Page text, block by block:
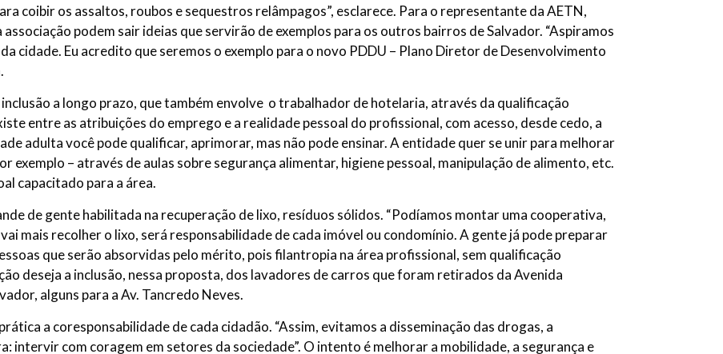
coibir os assaltos, roubos e sequestros relâmpagos”, esclarece. Para o representante da AETN,
podem sair ideias que servirão de exemplos para os outros bairros de Salvador. “Aspiramos
cidade. Eu acredito que seremos o exemplo para o novo PDDU – Plano Diretor de Desenvolvimento
a longo prazo, que também envolve o trabalhador de hotelaria, através da qualificação
entre as atribuições do emprego e a realidade pessoal do profissional, com acesso, desde cedo, a
adulta você pode qualificar, aprimorar, mas não pode ensinar. A entidade quer se unir para melhorar
exemplo – através de aulas sobre segurança alimentar, higiene pessoal, manipulação de alimento, etc.
capacitado para a área.
de gente habilitada na recuperação de lixo, resíduos sólidos. “Podíamos montar uma cooperativa,
mais recolher o lixo, será responsabilidade de cada imóvel ou condomínio. A gente já pode preparar
que serão absorvidas pelo mérito, pois filantropia na área profissional, sem qualificação
deseja a inclusão, nessa proposta, dos lavadores de carros que foram retirados da Avenida
alguns para a Av. Tancredo Neves.
a coresponsabilidade de cada cidadão. “Assim, evitamos a disseminação das drogas, a
intervir com coragem em setores da sociedade”. O intento é melhorar a mobilidade, a segurança e